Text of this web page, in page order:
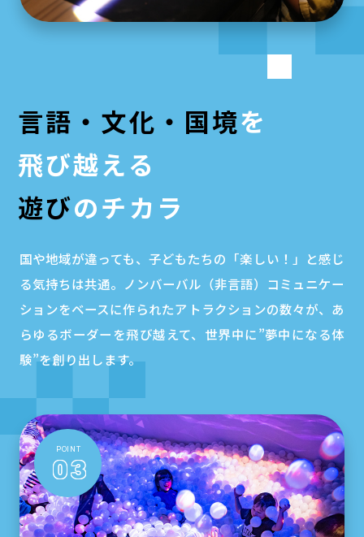
POINT
03
言語・文化・国境を
飛び越える
遊びのチカラ
国や地域が違っても、子どもたちの「楽しい！」と感じ
る気持ちは共通。ノンバーバル（非言語）コミュニケー
ションをベースに作られたアトラクションの数々が、あ
らゆるボーダーを飛び越えて、世界中に”夢中になる体
験”を創り出します。